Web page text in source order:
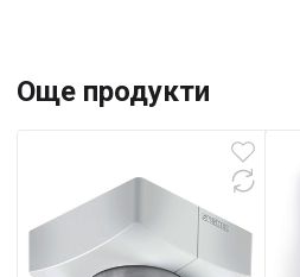
Още продукти